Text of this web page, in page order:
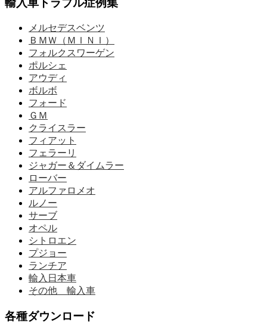
輸入車トラブル症例集
メルセデスベンツ
ＢＭＷ（ＭＩＮＩ）
フォルクスワーゲン
ポルシェ
アウディ
ボルボ
フォード
ＧＭ
クライスラー
フィアット
フェラーリ
ジャガー＆ダイムラー
ローバー
アルファロメオ
ルノー
サーブ
オペル
シトロエン
プジョー
ランチア
輸入日本車
その他 輸入車
各種ダウンロード